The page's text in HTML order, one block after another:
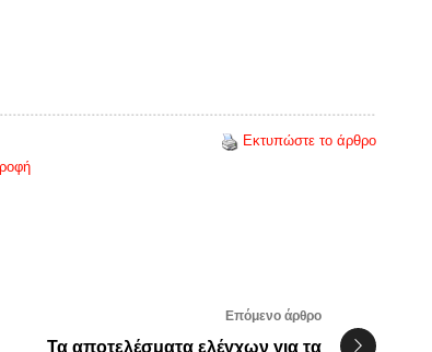
Εκτυπώστε το άρθρο
Επόμενο άρθρο
Τα αποτελέσματα ελέγχων για τα